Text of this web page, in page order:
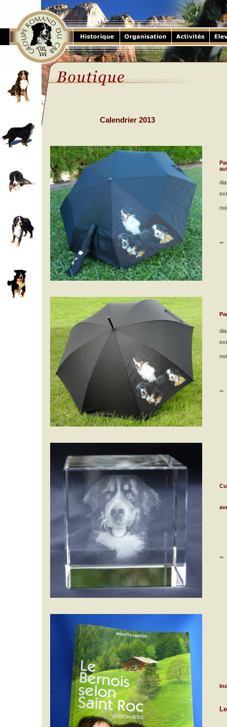
Calendrier 2013
**
**
**